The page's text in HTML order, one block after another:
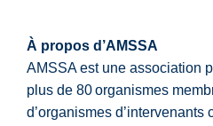
À propos d’AMSSA
AMSSA est une association
plus de 80 organismes
d’organismes d’intervenants